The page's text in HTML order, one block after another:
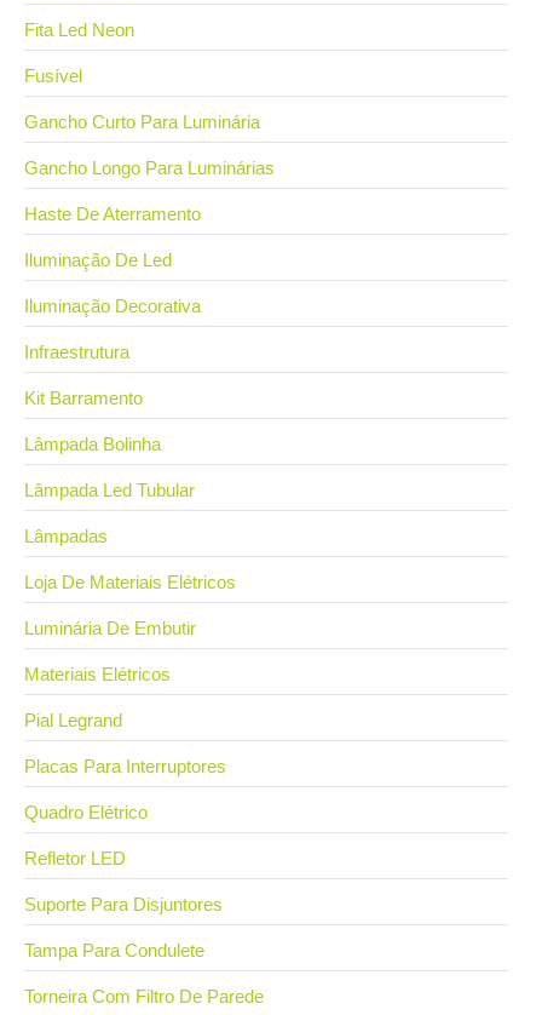
Fita Led Neon
Fusível
Gancho Curto Para Luminária
Gancho Longo Para Luminárias
Haste De Aterramento
Iluminação De Led
Iluminação Decorativa
Infraestrutura
Kit Barramento
Lâmpada Bolinha
Lâmpada Led Tubular
Lâmpadas
Loja De Materiais Elétricos
Luminária De Embutir
Materiais Elétricos
Pial Legrand
Placas Para Interruptores
Quadro Elétrico
Refletor LED
Suporte Para Disjuntores
Tampa Para Condulete
Torneira Com Filtro De Parede